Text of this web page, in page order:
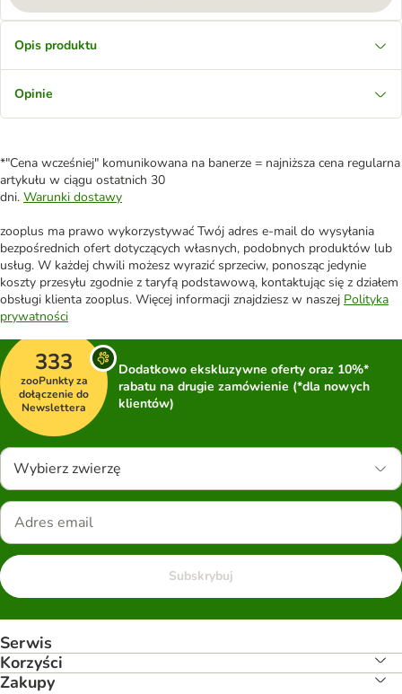
Opis produktu
Opinie
*"Cena wcześniej" komunikowana na banerze = najniższa cena regularna
artykułu w ciągu ostatnich 30
dni. Warunki dostawy
zooplus ma prawo wykorzystywać Twój adres e-mail do wysyłania
bezpośrednich ofert dotyczących własnych, podobnych produktów lub
usług. W każdej chwili możesz wyrazić sprzeciw, ponosząc jedynie
koszty przesyłu zgodnie z taryfą podstawową, kontaktując się z działem
obsługi klienta zooplus. Więcej informacji znajdziesz w naszej Polityka
prywatności
333
zooPunkty za
dołączenie do
Newslettera
Dodatkowo ekskluzywne oferty oraz 10%*
rabatu na drugie zamówienie (*dla nowych
klientów)
Wybierz zwierzę
Subskrybuj
Serwis
Korzyści
Zakupy